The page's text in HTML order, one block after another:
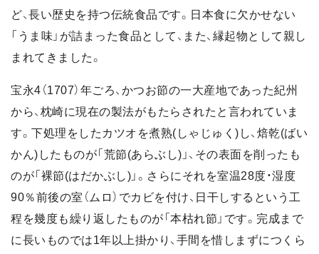
ど、長い歴史を持つ伝統食品です。日本食に欠かせない
「うま味」が詰まった食品として、また、縁起物として親し
まれてきました。
宝永4（1707）年ごろ、かつお節の一大産地であった紀州
から、枕崎に現在の製法がもたらされたと言われていま
す。下処理をしたカツオを煮熟(しゃじゅく)し、焙乾(ばい
かん)したものが「荒節(あらぶし)」、その表面を削ったも
のが「裸節(はだかぶし)」。さらにそれを室温28度・湿度
90％前後の室（ムロ）でカビを付け、日干しするという工
程を幾度も繰り返したものが「本枯れ節」です。完成まで
に長いものでは1年以上掛かり、手間を惜しまずにつくら